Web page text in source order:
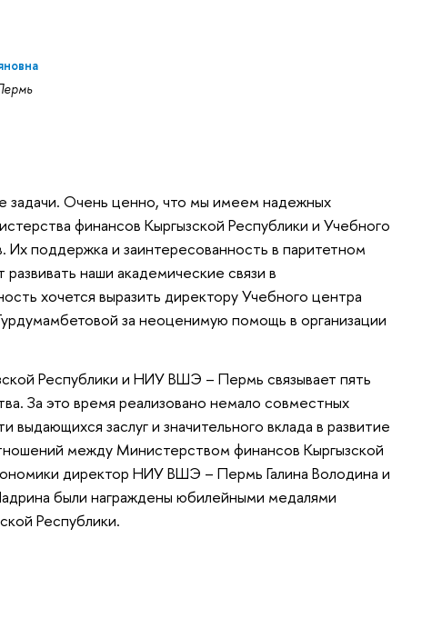
задачи. Очень ценно, что мы имеем надежных
финансов Кыргызской Республики и Учебного
поддержка и заинтересованность в паритетном
наши академические связи в
хочется выразить директору Учебного центра
за неоценимую помощь в организации
Республики и НИУ ВШЭ – Пермь связывает пять
За это время реализовано немало совместных
выдающихся заслуг и значительного вклада в развитие
между Министерством финансов Кыргызской
директор НИУ ВШЭ – Пермь Галина Володина и
были награждены юбилейными медалями
Республики.